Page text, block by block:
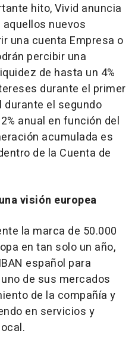
hito, Vivid anuncia
nuevos
una cuenta Empresa o
percibir una
de hasta un 4%
durante el primer
durante el segundo
anual en función del
acumulada es
de la Cuenta de
visión europea
la marca de 50.000
en tan solo un año,
español para
de sus mercados
de la compañía y
en servicios y